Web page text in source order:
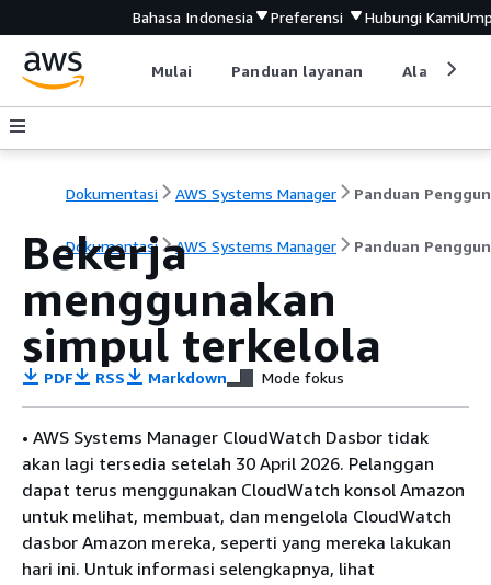
Bahasa Indonesia Preferensi Hubungi Kami
Mulai Panduan layanan Alat
Dokumentasi AWS Systems Manager Panduan
Dokumentasi AWS Systems Manager Panduan
Bekerja
menggunakan
simpul terkelola
PDF RSS Markdown Mode fokus
• AWS Systems Manager CloudWatch Dasbor tidak
akan lagi tersedia setelah 30 April 2026. Pelanggan
dapat terus menggunakan CloudWatch konsol Amazon
untuk melihat, membuat, dan mengelola CloudWatch
dasbor Amazon mereka, seperti yang mereka lakukan
hari ini. Untuk informasi selengkapnya, lihat